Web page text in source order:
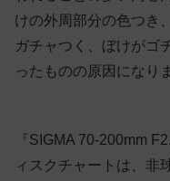
けの外周部分の色つき
ガチャつく、ぼけがゴ
ったものの原因になり
『SIGMA 70-200mm
ィスクチャートは、非